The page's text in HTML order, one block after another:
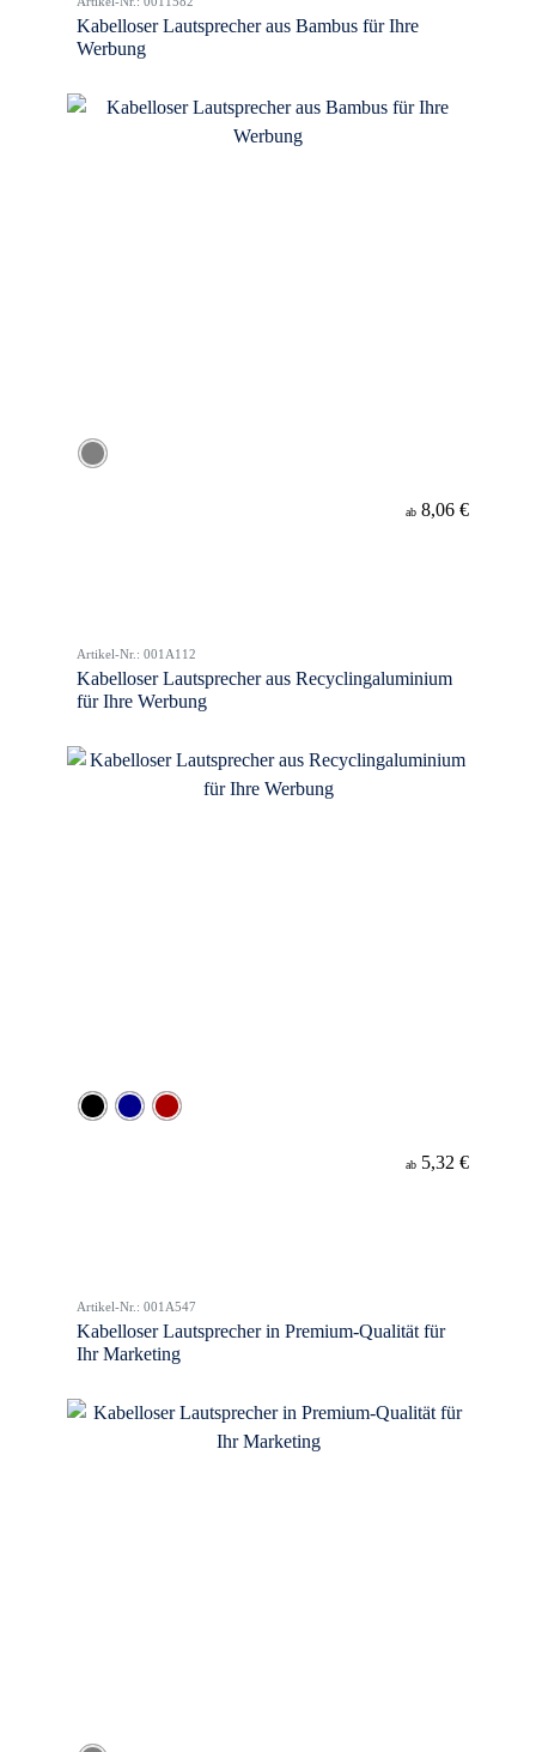
Kabelloser Lautsprecher aus Bambus für Ihre
Werbung
ab 8,06 €
Artikel-Nr.: 001A112
Kabelloser Lautsprecher aus Recyclingaluminium
für Ihre Werbung
ab 5,32 €
Artikel-Nr.: 001A547
Kabelloser Lautsprecher in Premium-Qualität für
Ihr Marketing